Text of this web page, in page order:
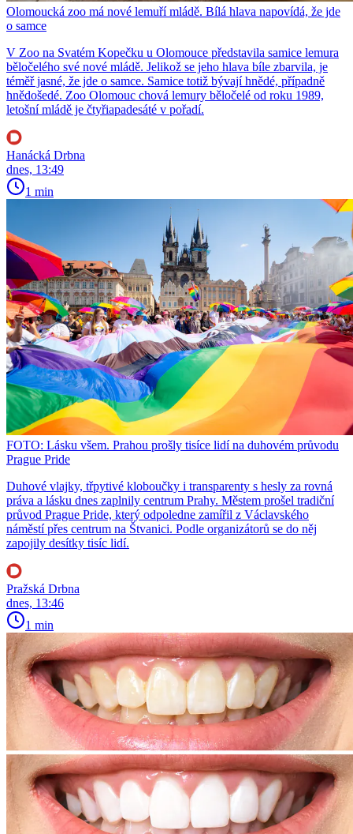
Olomoucká zoo má nové lemuří mládě. Bílá hlava napovídá, že jde
o samce
V Zoo na Svatém Kopečku u Olomouce představila samice lemura
běločelého své nové mládě. Jelikož se jeho hlava bíle zbarvila, je
téměř jasné, že jde o samce. Samice totiž bývají hnědé, případně
hnědošedé. Zoo Olomouc chová lemury běločelé od roku 1989,
letošní mládě je čtyřiapadesáté v pořadí.
Hanácká Drbna
dnes, 13:49
1 min
FOTO: Lásku všem. Prahou prošly tisíce lidí na duhovém průvodu
Prague Pride
Duhové vlajky, třpytivé kloboučky i transparenty s hesly za rovná
práva a lásku dnes zaplnily centrum Prahy. Městem prošel tradiční
průvod Prague Pride, který odpoledne zamířil z Václavského
náměstí přes centrum na Štvanici. Podle organizátorů se do něj
zapojily desítky tisíc lidí.
Pražská Drbna
dnes, 13:46
1 min